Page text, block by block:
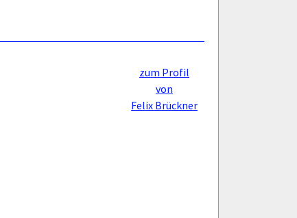
zum Profil
von
Felix Brückner